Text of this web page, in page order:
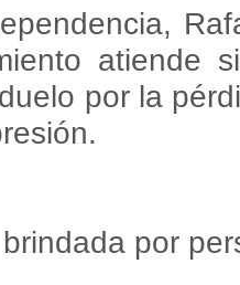
atiende
por la
por